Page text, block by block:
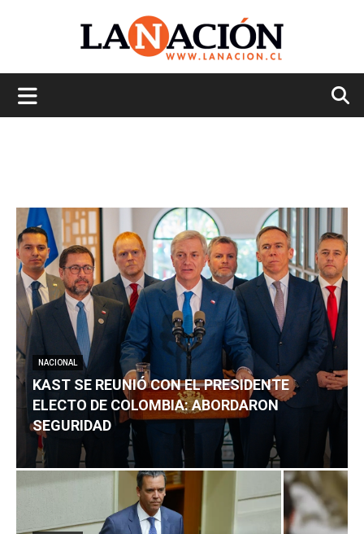
NACIONAL
KAST SE REUNIÓ CON EL PRESIDENTE
ELECTO DE COLOMBIA: ABORDARON
SEGURIDAD